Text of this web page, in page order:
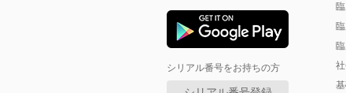
シリアル番号をお持ちの方